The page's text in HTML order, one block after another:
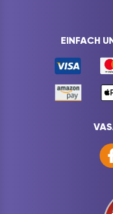
EINFACH